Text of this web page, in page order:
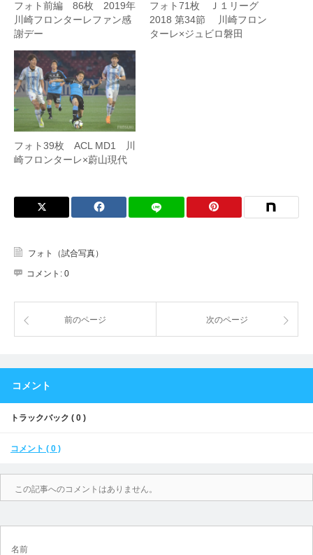
フォト前編 86枚 2019年
川崎フロンターレファン感
謝デー
フォト71枚 Ｊ１リーグ
2018 第34節 川崎フロン
ターレ×ジュビロ磐田
フォト39枚 ACL MD1 川
崎フロンターレ×蔚山現代
フォト（試合写真）
コメント: 0
前のページ 次のページ
コメント
トラックバック ( 0 )
コメント ( 0 )
この記事へのコメントはありません。
名前